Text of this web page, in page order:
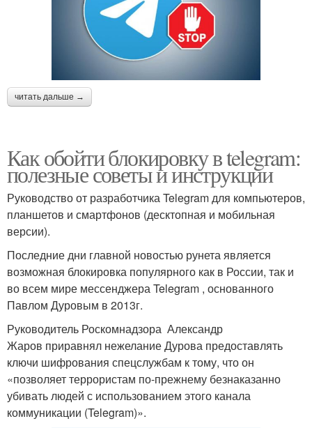
читать дальше →
Как обойти блокировку в telegram:
полезные советы и инструкции
Руководство от разработчика Telegram для компьютеров,
планшетов и смартфонов (десктопная и мобильная
версии).
Последние дни главной новостью рунета является
возможная блокировка популярного как в России, так и
во всем мире мессенджера Telegram , основанного
Павлом Дуровым в 2013г.
Руководитель Роскомнадзора Александр
Жаров приравнял нежелание Дурова предоставлять
ключи шифрования спецслужбам к тому, что он
«позволяет террористам по-прежнему безнаказанно
убивать людей с использованием этого канала
коммуникации (Telegram)».